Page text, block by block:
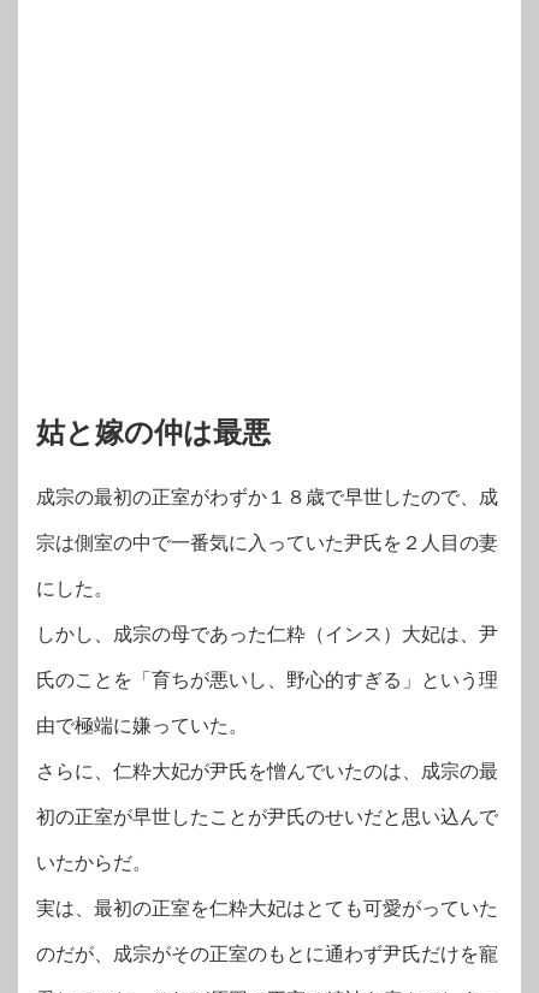
姑と嫁の仲は最悪
成宗の最初の正室がわずか１８歳で早世したので、成
宗は側室の中で一番気に入っていた尹氏を２人目の妻
にした。
しかし、成宗の母であった仁粋（インス）大妃は、尹
氏のことを「育ちが悪いし、野心的すぎる」という理
由で極端に嫌っていた。
さらに、仁粋大妃が尹氏を憎んでいたのは、成宗の最
初の正室が早世したことが尹氏のせいだと思い込んで
いたからだ。
実は、最初の正室を仁粋大妃はとても可愛がっていた
のだが、成宗がその正室のもとに通わず尹氏だけを寵